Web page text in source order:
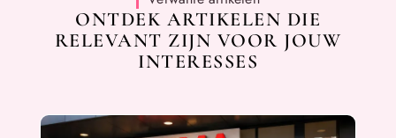
ONTDEK ARTIKELEN DIE
RELEVANT ZIJN VOOR JOUW
INTERESSES